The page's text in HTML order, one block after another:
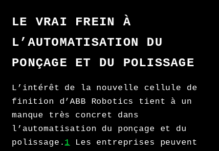
LE VRAI FREIN À
L’AUTOMATISATION DU
PONÇAGE ET DU POLISSAGE
L’intérêt de la nouvelle cellule de
finition d’ABB Robotics tient à un
manque très concret dans
l’automatisation du ponçage et du
polissage. 1 Les entreprises peuvent